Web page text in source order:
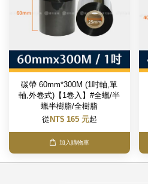
碳帶 60mm*300M (1吋軸,單
軸,外卷式)【1卷入】#全蠟/半
蠟半樹脂/全樹脂
從 NT$ 165 元起
加入購物車